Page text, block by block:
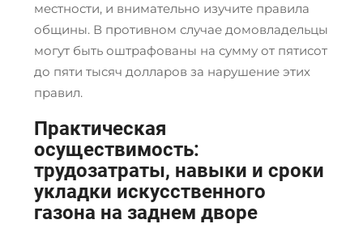
местности, и внимательно изучите правила
общины. В противном случае домовладельцы
могут быть оштрафованы на сумму от пятисот
до пяти тысяч долларов за нарушение этих
правил.
Практическая
осуществимость:
трудозатраты, навыки и сроки
укладки искусственного
газона на заднем дворе